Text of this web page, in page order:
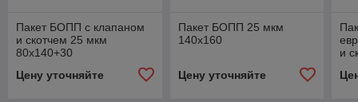
Пакет БОПП с клапаном
и скотчем 25 мкм
80х140+30
Цену уточняйте
Пакет БОПП 25 мкм
140х160
Цену уточняйте
и